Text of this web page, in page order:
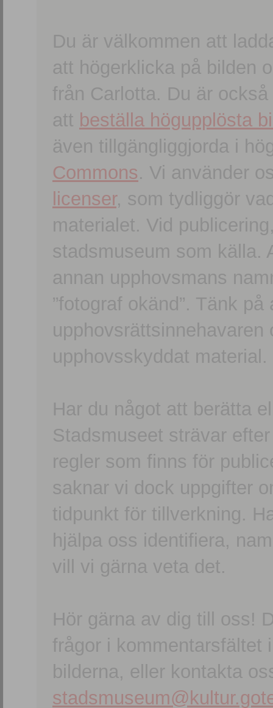
Du är välkommen att
att högerklicka på bilden
från Carlotta. Du är
att beställa högupplösta
även tillgängliggjorda i
Commons. Vi använder
licenser, som tydliggör
materialet. Vid
stadsmuseum som källa.
annan upphovsmans
”fotograf okänd”. Tänk
upphovsskyddat material.
Har du något att berätta
Stadsmuseet strävar
regler som finns för
saknar vi dock uppgifter
tidpunkt för tillverkning.
hjälpa oss identifiera,
vill vi gärna veta det.
Hör gärna av dig till oss!
frågor i kommentarsfältet
bilderna, eller kontakta